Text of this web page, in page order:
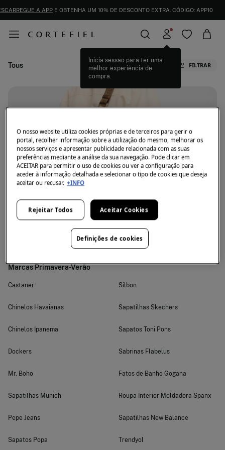
A APP E OBTENHA UM 10% DE DESCONTO EXTRA. CÓDIGO: APP10
Inicia sessão para ter uma
melhor experiência de
compra.
Tous FILTRAR
Neste momento não temos artigos em stock da
categoria selecionada.
Mas não se preocupe, temos imensos artigos que
podem ser seus.
entre anéis, brincos, colares ou conjuntos da sua marca de
joalheria favorita. Um clássico que nunca passa de moda.
Encontre as peças que melhor combinam com a sua
Marcas Primavera-Verão
Castañer
Chinelos Havaianas
Chinelos Ipanema
Dockers
Mr. Boho
Sapatilhas Munich
Pepe Jeans
Sapatos Popa
Silbon
Sapatilhas Skechers
Sapatos Toni Pons
Sabrinas Flabelus
Fatos de Banho Gogana
Roupa Interior Moldadora Spanx
Sapatilhas New Balance
Trendyol
O nosso website utiliza cookies próprias e de terceiros para gerir o
portal, recolher informação sobre a utilização do mesmo, melhorar os
nossos serviços e apresentar publicidade relacionada com as suas
preferências mediante a análise da sua navegação. Pode clicar em
ACEITAR para permitir o uso de cookies ou ver a configuração para
aceder à informação detalhada e selecionar o tipo de cookies que deseja
aceitar ou recusar. +INFO
Rejeitar Todos Aceitar Cookies
Definições de cookies